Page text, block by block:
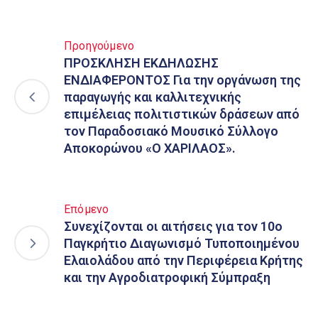
Προηγούμενο
ΠΡΟΣΚΛΗΣΗ ΕΚΔΗΛΩΣΗΣ
ΕΝΔΙΑΦΕΡΟΝΤΟΣ Για την οργάνωση της
παραγωγής και καλλιτεχνικής
επιμέλειας πολιτιστικών δράσεων από
τον Παραδοσιακό Μουσικό Σύλλογο
Αποκορώνου «Ο ΧΑΡΙΛΑΟΣ».
Επόμενο
Συνεχίζονται οι αιτήσεις για τον 10ο
Παγκρήτιο Διαγωνισμό Τυποποιημένου
Ελαιολάδου από την Περιφέρεια Κρήτης
και την Αγροδιατροφική Σύμπραξη